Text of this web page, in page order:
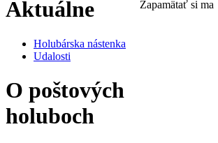
Aktuálne
Holubárska nástenka
Udalosti
O poštových
holuboch
Zapamätať si ma